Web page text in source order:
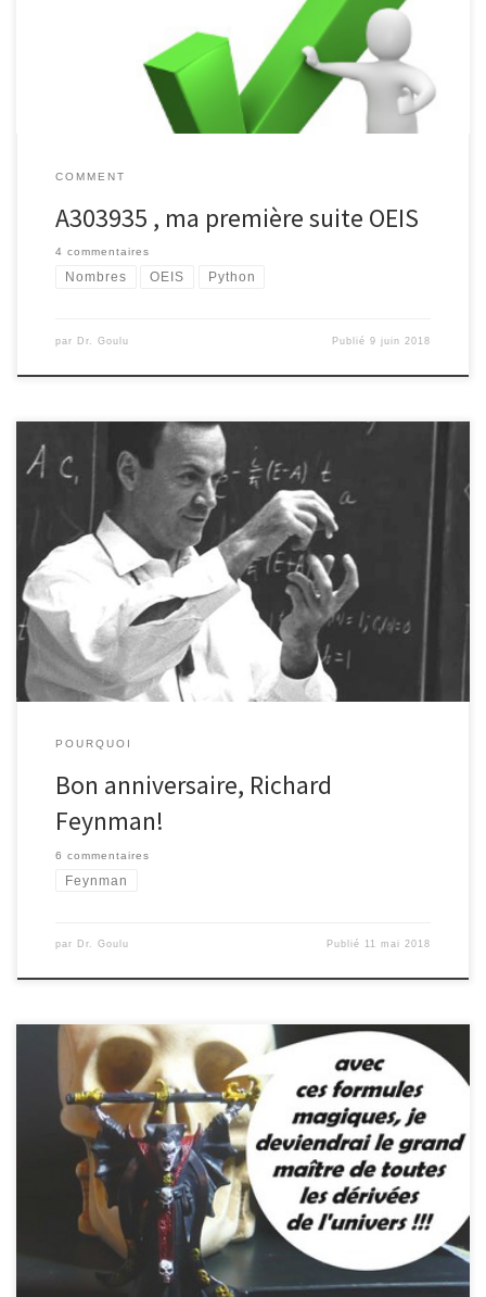
Problème 74 du Project Euler, qui traite de la somme des
factorielles des chiffres (dfs) […]
COMMENT
A303935 , ma première suite OEIS
4 commentaires
Nombres OEIS Python
par Dr. Goulu Publié9 juin 2018
Richard Feynman aurait eu 100 ans aujourd’hui. Il aurait pu devenir
un spécialiste des fourmis, un percussionniste renommé ou un
peintre fameux dans les bordels californiens[tpcite
key= »Feynman2000″] , mais il a préféré la physique. Du projet
Manhattan à la commission d’enquête sur l’accident de la navette
spatiale Challenger en passant […]
POURQUOI
Bon anniversaire, Richard
Feynman!
6 commentaires
Feynman
par Dr. Goulu Publié 11 mai 2018
Quora, c'est vraiment bien. Je ne regrette pas d'y être plus
actif que sur ce blog ces temps-ci. Il y a beaucoup de questions de
niveaux très variés, mais les plus intéressantes sont évidemment
celles dont on ne trouve pas la réponse facilement sur le web ou
Wikipédia. Et parfois, par la magie d'internet, une collaboration
efficace et désintéressée débouche sur une réponse vraiment
originale.